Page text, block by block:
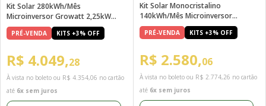
Kit Solar 280kWh/Mês
Microinversor Growatt 2,25kW
Monofásico 220V
PRÉ-VENDA KITS +3% OFF
R$ 4.049,28
À vista no boleto ou R$ 4.354,06 no cartão
até 6x sem juros
Kit Solar Monocristalino
140kWh/mês Microinversor
Growatt 220V
PRÉ-VENDA KITS +3% OFF
R$ 2.580,06
À vista no boleto ou R$ 2.774,26 no cartão
até 6x sem juros